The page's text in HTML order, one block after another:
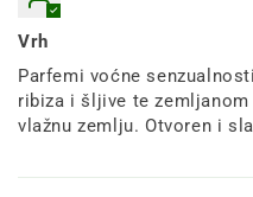
Vrh
Parfemi voćne
ribiza i šljive te
vlažnu zemlju. Otvoren i